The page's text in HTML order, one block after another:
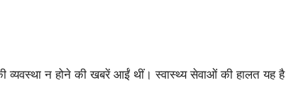
न होने की खबरें आईं थीं। स्वास्थ्य सेवाओं की हालत यह है